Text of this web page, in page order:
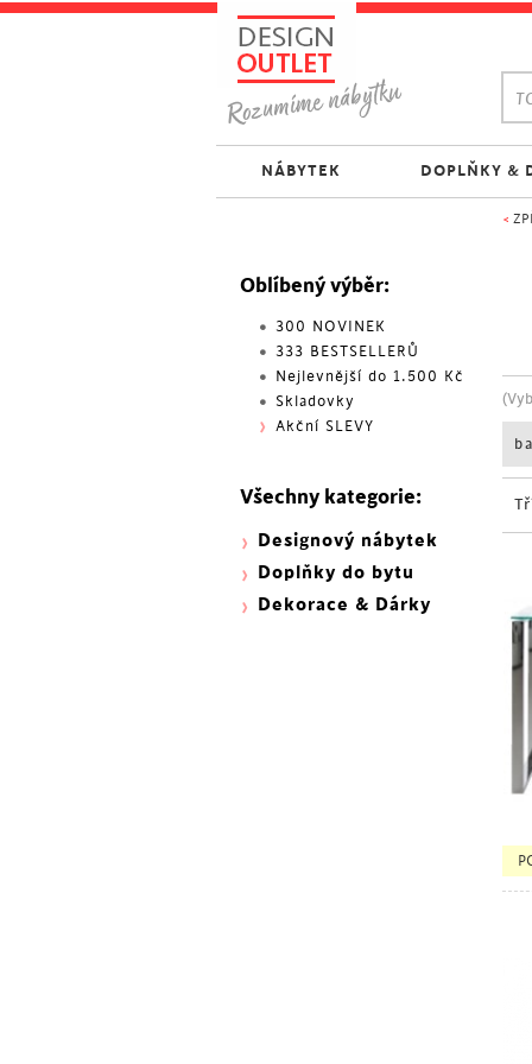
<
Oblíbený výběr:
300 NOVINEK
333 BESTSELLERŮ
Nejlevnější do 1.500 Kč
Skladovky
Akční SLEVY
Všechny kategorie:
Designový nábytek
Doplňky do bytu
Dekorace & Dárky
NÁBYTEK DOPLŇKY &